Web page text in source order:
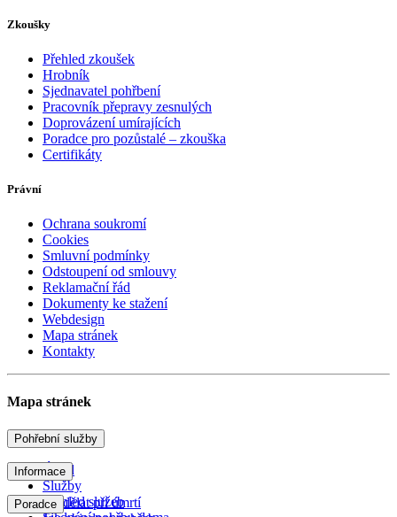
Zkoušky
Přehled zkoušek
Hrobník
Sjednavatel pohřbení
Pracovník přepravy zesnulých
Doprovázení umírajících
Poradce pro pozůstalé – zkouška
Certifikáty
Právní
Ochrana soukromí
Cookies
Smluvní podmínky
Odstoupení od smlouvy
Reklamační řád
Dokumenty ke stažení
Webdesign
Mapa stránek
Kontakty
Mapa stránek
Pohřební služby
Úvod
Služby
Přehled služeb
Informace
Co dělat při úmrtí
Poradce